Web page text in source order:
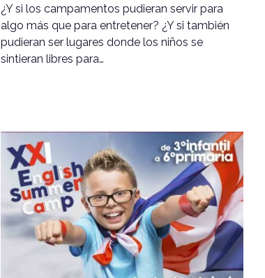
¿Y si los campamentos pudieran servir para
algo más que para entretener? ¿Y si también
pudieran ser lugares donde los niños se
sintieran libres para…